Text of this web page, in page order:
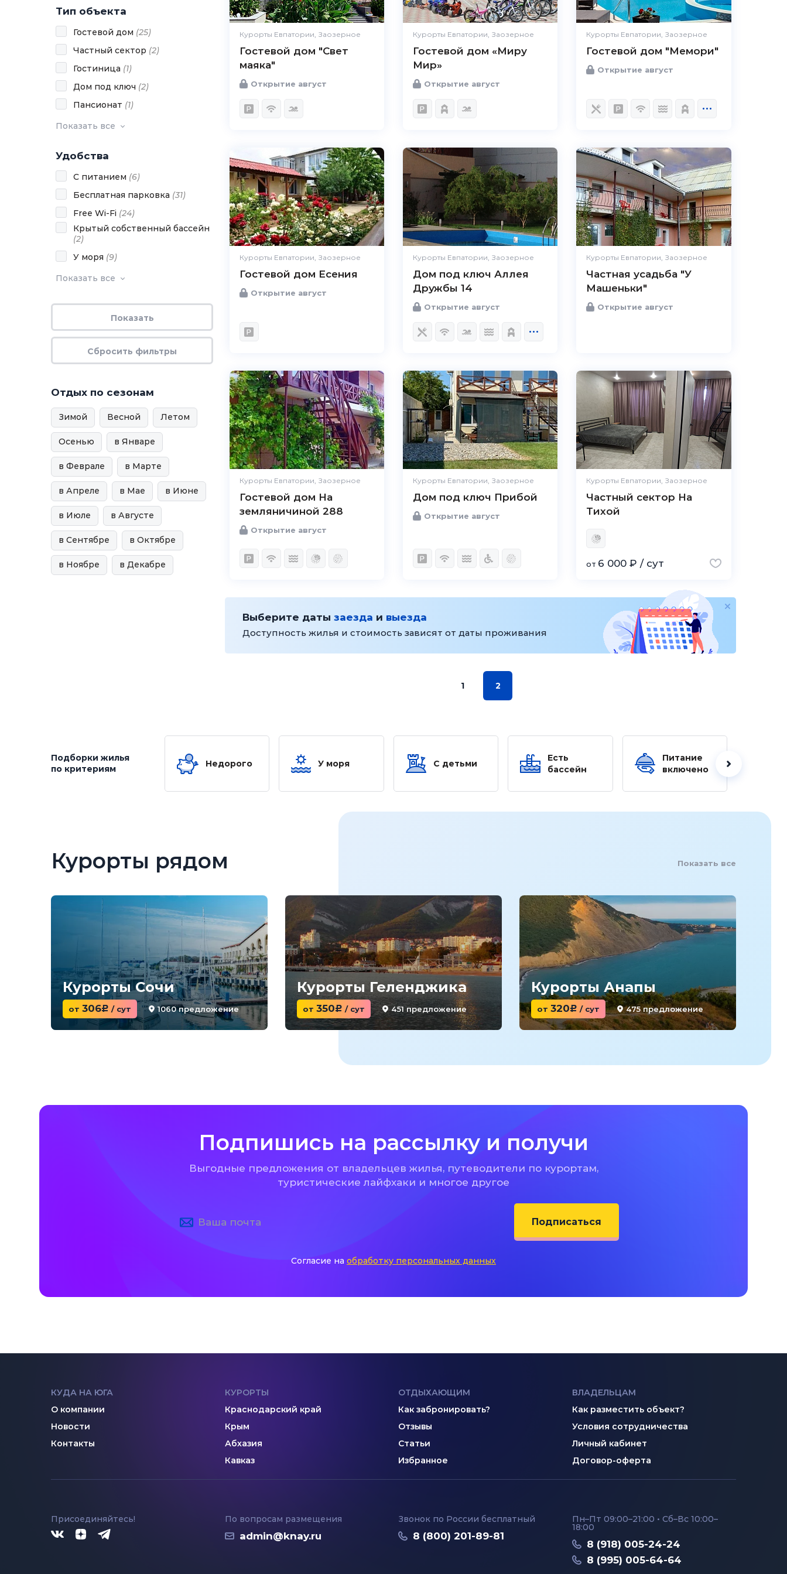
Тип объекта
Гостевой дом (25)
Частный сектор (2)
Гостиница (1)
Дом под ключ (2)
Пансионат (1)
Показать все
Удобства
С питанием (6)
Бесплатная парковка (31)
Free Wi-Fi (24)
Крытый собственный бассейн
(2)
У моря (9)
Показать все
Отдых по сезонам
Зимой Весной Летом
Осенью в Январе
в Феврале в Марте
в Апреле в Мае в Июне
в Июле в Августе
в Сентябре в Октябре
в Ноябре в Декабре
Курорты Евпатории, Заозерное
Гостевой дом "Свет
маяка"
Открытие август
Курорты Евпатории, Заозерное
Гостевой дом «Миру
Мир»
Открытие август
Курорты Евпатории, Заозерное
Гостевой дом "Мемори"
Открытие август
Курорты Евпатории, Заозерное
Гостевой дом Есения
Открытие август
Курорты Евпатории, Заозерное
Дом под ключ Аллея
Дружбы 14
Открытие август
Курорты Евпатории, Заозерное
Частная усадьба "У
Машеньки"
Открытие август
Курорты Евпатории, Заозерное
Гостевой дом На
земляничиной 288
Открытие август
Курорты Евпатории, Заозерное
Дом под ключ Прибой
Открытие август
Курорты Евпатории, Заозерное
Частный сектор На
Тихой
от 6 000 ₽ / сут
Выберите даты заезда и выезда
Доступность жилья и стоимость зависят от даты проживания
1 2
Подборки жилья
по критериям
Недорого У моря С детьми
Есть
бассейн
Питание
включено
Курорты рядом
Курорты Сочи
от 306c / сут 1060 предложение
Курорты Геленджика
от 350c / сут 451 предложение
Курорты Анапы
от 320c / сут 475 предложение
Показать все
Подпишись на рассылку и получи
Выгодные предложения от владельцев жилья, путеводители по курортам,
туристические лайфхаки и многое другое
Подписаться
Согласие на обработку персональных данных
КУДА НА ЮГА
О компании
Новости
Контакты
КУРОРТЫ
Краснодарский край
Крым
Абхазия
Кавказ
ОТДЫХАЮЩИМ
Как забронировать?
Отзывы
Статьи
Избранное
ВЛАДЕЛЬЦАМ
Как разместить объект?
Условия сотрудничества
Личный кабинет
Договор-оферта
Присоединяйтесь! По вопросам размещения
admin@knay.ru
Звонок по России бесплатный
8 (800) 201-89-81
Пн–Пт 09:00–21:00 • Сб–Вс 10:00–
18:00
8 (918) 005-24-24
8 (995) 005-64-64